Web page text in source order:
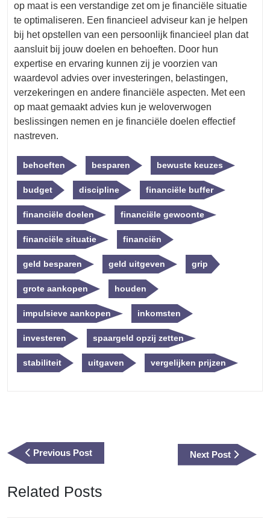
op maat is een verstandige zet om je financiële situatie
te optimaliseren. Een financieel adviseur kan je helpen
bij het opstellen van een persoonlijk financieel plan dat
aansluit bij jouw doelen en behoeften. Door hun
expertise en ervaring kunnen zij je voorzien van
waardevol advies over investeringen, belastingen,
verzekeringen en andere financiële aspecten. Met een
op maat gemaakt advies kun je weloverwogen
beslissingen nemen en je financiële doelen effectief
nastreven.
behoeften besparen bewuste keuzes
budget discipline financiële buffer
financiële doelen financiële gewoonte
financiële situatie financiën
geld besparen geld uitgeven grip
grote aankopen houden
impulsieve aankopen inkomsten
investeren spaargeld opzij zetten
stabiliteit uitgaven vergelijken prijzen
Previous PostPrevious
Post
Next Post
Next
Post
Related Posts